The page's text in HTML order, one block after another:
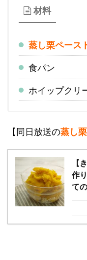
材料
蒸し栗ペース
食パン
ホイップクリ
【同日放送の蒸し
【
作
て